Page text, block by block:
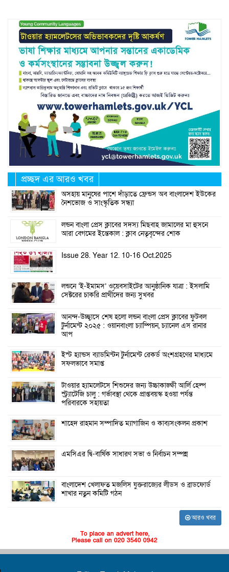
প্রচ্ছদ এর আরও খবর
অসহায় মানুষের পাশে দাঁড়াতে ফ্রেন্ডস অব বাংলাদেশ ইউকের
নৈশভোজ ও সাংস্কৃতিক সন্ধ্যা
লন্ডন বাংলা প্রেস ক্লাবের সদস্য মিছবাহ জামালের মা হুসনে
আরা বেগমের ইন্তেকাল : ক্লাব নেতৃবৃন্দের শোক
Issue 28. Year 12. 10-16 Oct.2025
লন্ডনে ‘ই-ইমামস’ ওয়েবসাইটের আনুষ্ঠানিক যাত্রা : ইসলামি
সেক্টরের চাকরি প্রার্থীদের জন্য সুখবর
আনন্দ-উচ্ছ্বাসে শেষ হলো লন্ডন বাংলা প্রেস ক্লাবের ফুটবল
টুর্নামেন্ট ২০২৫ : ওয়ানবাংলা চ্যাম্পিয়ন, চ্যানেল এস রানার
আপ
ইস্ট হ্যান্ডস ব্যাডমিন্টন টুর্নামেন্ট রেকর্ড অংশগ্রহণের মাধ্যমে
সফলভাবে সমাপ্ত
টাওয়ার হ্যামলেটসে শিশুদের জন্য উচ্চাকাঙ্ক্ষী আর্লি হেল্প
স্ট্র্যাটেজি চালু : গর্ভাবস্থা থেকে প্রাপ্তবয়স্ক হওয়া পর্যন্ত
পরিবারকে সহায়তা
শাহেদ রাহমান সম্পাদিত ম্যাগাজিন ও কাব্যসংকলন প্রকাশ
এমসিএর দ্বি-বার্ষিক সাধারণ সভা ও নির্বাচন সম্পন্ন
বাংলাদেশ খেলাফত মজলিস যুক্তরাজ্যের লীডস ও ব্রাডফোর্ড
শাখার নতুন কমিটি গঠন
আরও খবর
To place an advert here,
Please call on 020 3540 0942